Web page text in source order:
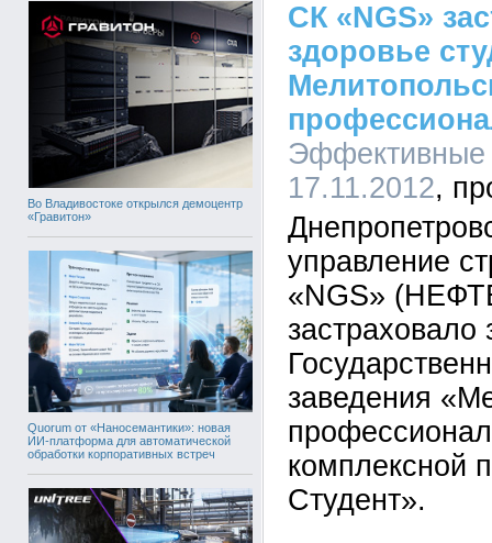
Во Владивостоке открылся демоцентр
«Гравитон»
Quorum от «Наносемантики»: новая
ИИ-платформа для автоматической
обработки корпоративных встреч
СК «NGS»
здоровье
17.11.2012
управление
«NGS»
застраховало
заведения
комплексной
Студент».